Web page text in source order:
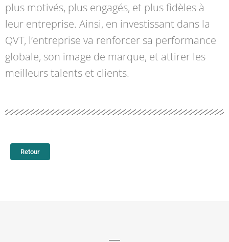
plus motivés, plus engagés, et plus fidèles à
leur entreprise. Ainsi, en investissant dans la
QVT, l’entreprise va renforcer sa performance
globale, son image de marque, et attirer les
meilleurs talents et clients.
Retour